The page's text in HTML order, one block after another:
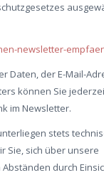
newsletter-
Daten, der E-Mail-
können Sie
im Newsletter.
stets
Sie, sich über unsere
durch